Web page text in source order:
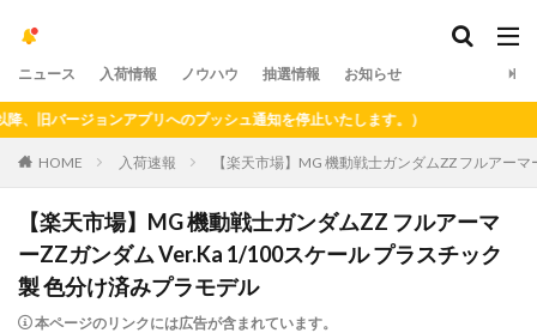
ニュース 入荷情報 ノウハウ 抽選情報 お知らせ
ージョンアプリへのプッシュ通知を停止いたします。）
HOME 入荷速報 【楽天市場】MG 機動戦士ガンダムZZ フルアー
【楽天市場】MG 機動戦士ガンダムZZ フルアーマ
ーZZガンダム Ver.Ka 1/100スケール プラスチック
製 色分け済みプラモデル
本ページのリンクには広告が含まれています。